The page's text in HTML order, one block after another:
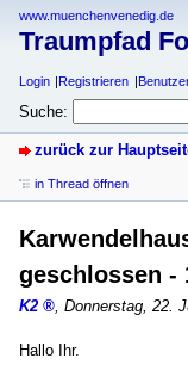
www.muenchenvenedig.de
Traumpfad
Login Registrieren
Suche:
zurück zur
in Thread öffnen
geschlossen -
K2 Donnerstag, 22.
Hallo Ihr.